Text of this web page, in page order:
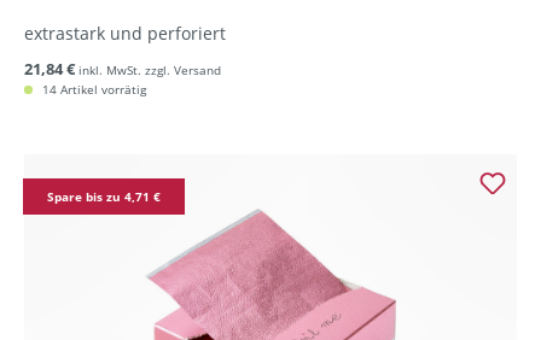
extrastark und perforiert
21,84 € inkl. MwSt. zzgl. Versand
14 Artikel vorrätig
Spare bis zu 4,71 €